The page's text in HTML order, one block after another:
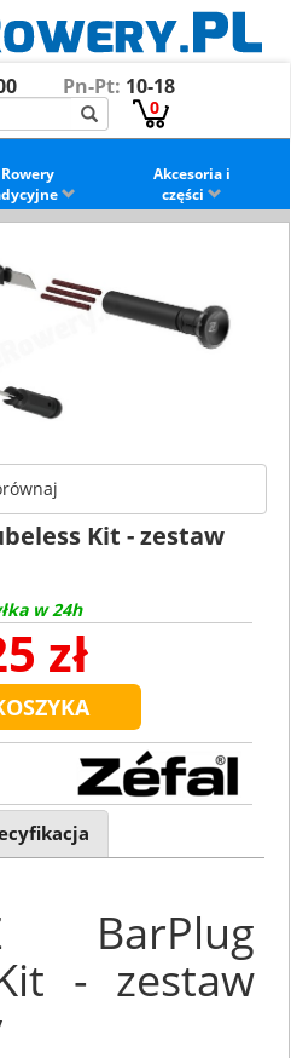
Pn-Pt: 10-18
0
Rowery
Akcesoria i
części
Kit - zestaw
w 24h
zł
- zestaw